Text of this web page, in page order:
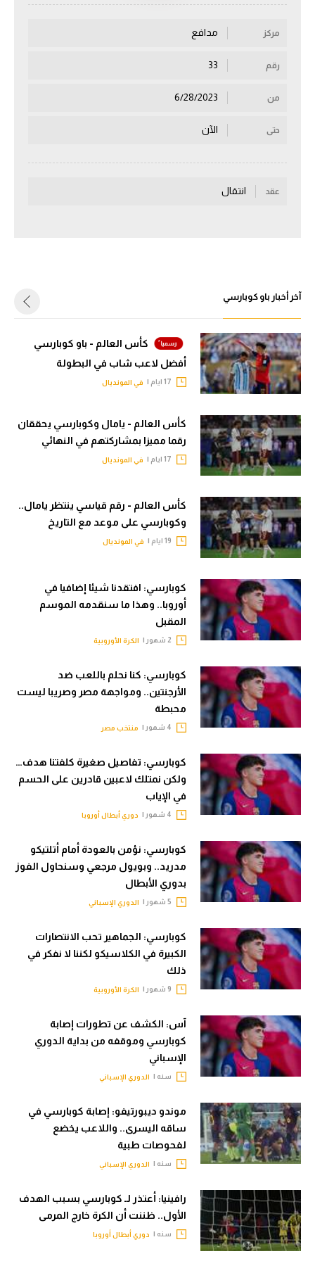
الدوري الإسباني
دوري أبطال أوروبا
القسم الثاني
أمم إفريقيا
كرة طائرة
في المونديال
رياضة نسائية
آسيا
أمريكا
ركن الألعاب
أقسام خاصة
Gamers
تحقيق في الجول
تقرير في الجول
حكايات في الجول
كويز في الجول
مركز مدافع
رقم
من
حتى الآن
عقد انتقال
آخر أخبار باو كوبارسي
كأس العالم - باو كوبارسي
أفضل لاعب شاب في البطولة
في المونديال
كأس العالم - يامال وكوبارسي يحققان
رقما مميزا بمشاركتهم في النهائي
في المونديال
كأس العالم - رقم قياسي ينتظر يامال..
وكوبارسي على موعد مع التاريخ
في المونديال
كوبارسي: افتقدنا شيئا إضافيا في
أوروبا.. وهذا ما سنقدمه الموسم
المقبل
الكرة الأوروبية
كوبارسي: كنا نحلم باللعب ضد
الأرجنتين.. ومواجهة مصر وصريبا ليست
محبطة
منتخب مصر
كوبارسي: تفاصيل صغيرة كلفتنا هدف…
ولكن نمتلك لاعبين قادرين على الحسم
في الإياب
دوري أبطال أوروبا
كوبارسي: نؤمن بالعودة أمام أتلتيكو
مدريد.. وبويول مرجعي وسنحاول الفوز
بدوري الأبطال
الدوري الإسباني
كوبارسي: الجماهير تحب الانتصارات
الكبيرة في الكلاسيكو لكننا لا نفكر في
ذلك
الكرة الأوروبية
آس: الكشف عن تطورات إصابة
كوبارسي وموقفه من بداية الدوري
الإسباني
سنه | الدوري الإسباني
موندو ديبورتيفو: إصابة كوبارسي في
ساقه اليسرى.. واللاعب يخضع
لفحوصات طبية
سنه | الدوري الإسباني
رافينيا: أعتذر لـ كوبارسي بسبب الهدف
الأول.. ظننت أن الكرة خارج المرمى
سنه | دوري أبطال أوروبا